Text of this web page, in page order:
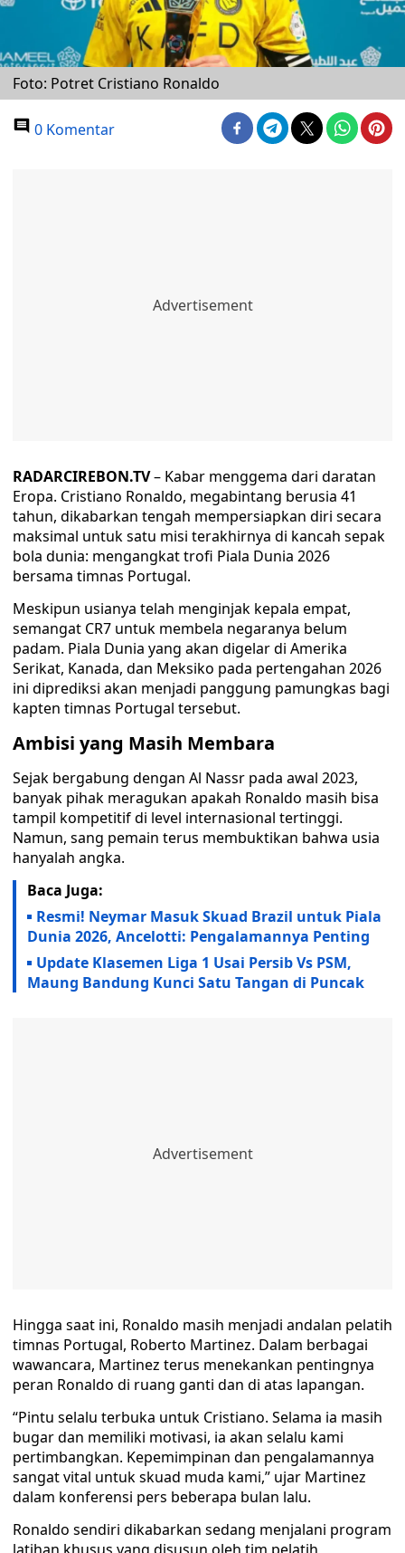
Foto: Potret Cristiano Ronaldo
0 Komentar
RADARCIREBON.TV– Kabar menggema dari daratan
Eropa. Cristiano Ronaldo, megabintang berusia 41
tahun, dikabarkan tengah mempersiapkan diri secara
maksimal untuk satu misi terakhirnya di kancah sepak
bola dunia: mengangkat trofi Piala Dunia 2026
bersama timnas Portugal.
Meskipun usianya telah menginjak kepala empat,
semangat CR7 untuk membela negaranya belum
padam. Piala Dunia yang akan digelar di Amerika
Serikat, Kanada, dan Meksiko pada pertengahan 2026
ini diprediksi akan menjadi panggung pamungkas bagi
kapten timnas Portugal tersebut.
Ambisi yang Masih Membara
Sejak bergabung dengan Al Nassr pada awal 2023,
banyak pihak meragukan apakah Ronaldo masih bisa
tampil kompetitif di level internasional tertinggi.
Namun, sang pemain terus membuktikan bahwa usia
hanyalah angka.
Baca Juga:
Resmi! Neymar Masuk Skuad Brazil untuk Piala
Dunia 2026, Ancelotti: Pengalamannya Penting
Update Klasemen Liga 1 Usai Persib Vs PSM,
Maung Bandung Kunci Satu Tangan di Puncak
Hingga saat ini, Ronaldo masih menjadi andalan pelatih
timnas Portugal, Roberto Martinez. Dalam berbagai
wawancara, Martinez terus menekankan pentingnya
peran Ronaldo di ruang ganti dan di atas lapangan.
“Pintu selalu terbuka untuk Cristiano. Selama ia masih
bugar dan memiliki motivasi, ia akan selalu kami
pertimbangkan. Kepemimpinan dan pengalamannya
sangat vital untuk skuad muda kami,” ujar Martinez
dalam konferensi pers beberapa bulan lalu.
Ronaldo sendiri dikabarkan sedang menjalani program